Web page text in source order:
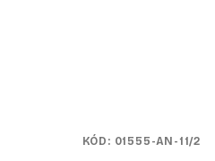
KÓD: 01555-AN-11/2